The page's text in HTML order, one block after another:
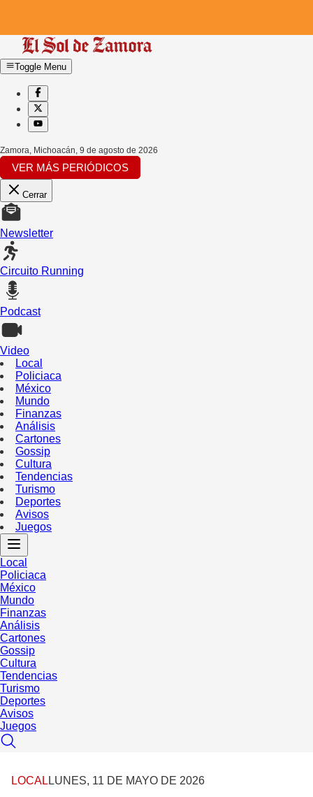
Toggle Menu
Zamora, Michoacán, 9 de agosto de 2026
VER MÁS PERIÓDICOS
Cerrar
Newsletter
Circuito Running
Podcast
Video
Local
Policiaca
México
Mundo
Finanzas
Análisis
Cartones
Gossip
Cultura
Tendencias
Turismo
Deportes
Avisos
Juegos
Local
Policiaca
México
Mundo
Finanzas
Análisis
Cartones
Gossip
Cultura
Tendencias
Turismo
Deportes
Avisos
Juegos
LOCAL LUNES, 11 DE MAYO DE 2026